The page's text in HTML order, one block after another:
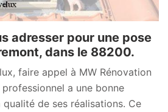
adresser pour une pose
dans le 88200.
faire appel à MW Rénovation
a une bonne
de ses réalisations. Ce